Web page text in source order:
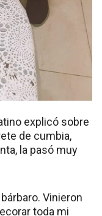
explicó sobre
de cumbia,
la pasó muy
Vinieron
toda mi